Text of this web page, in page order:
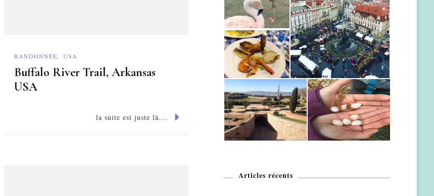
RANDONNÉE USA
Buffalo River Trail, Arkansas
USA
la suite est juste là....
Articles récents